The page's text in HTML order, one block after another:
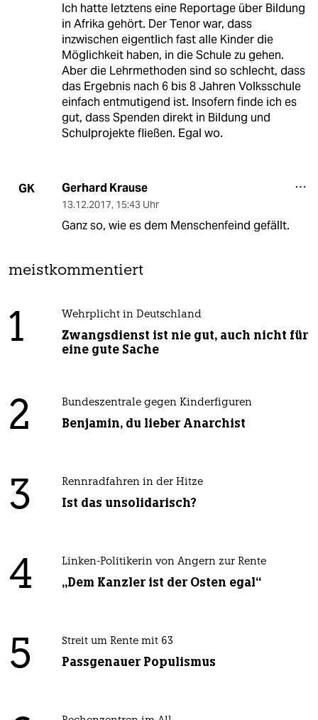
Ich hatte letztens eine Reportage über Bildung
in Afrika gehört. Der Tenor war, dass
inzwischen eigentlich fast alle Kinder die
Möglichkeit haben, in die Schule zu gehen.
Aber die Lehrmethoden sind so schlecht, dass
das Ergebnis nach 6 bis 8 Jahren Volksschule
einfach entmutigend ist. Insofern finde ich es
gut, dass Spenden direkt in Bildung und
Schulprojekte fließen. Egal wo.
GK Gerhard Krause
13.12.2017, 15:43 Uhr
Ganz so, wie es dem Menschenfeind gefällt.
meistkommentiert
1 Wehrplicht in Deutschland
Zwangsdienst ist nie gut, auch nicht für
eine gute Sache
2 Bundeszentrale gegen Kinderfiguren
Benjamin, du lieber Anarchist
3 Rennradfahren in der Hitze
Ist das unsolidarisch?
4 Linken-Politikerin von Angern zur Rente
„Dem Kanzler ist der Osten egal“
5 Streit um Rente mit 63
Passgenauer Populismus